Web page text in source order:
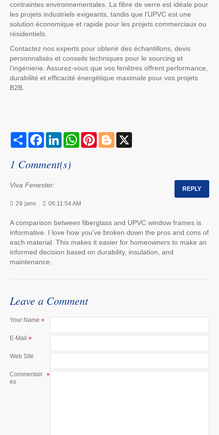
contraintes environnementales. La fibre de verre est idéale pour
les projets industriels exigeants, tandis que l’UPVC est une
solution économique et rapide pour les projets commerciaux ou
résidentiels.
Contactez nos experts pour obtenir des échantillons, devis
personnalisés et conseils techniques pour le sourcing et
l’ingénierie. Assurez-vous que vos fenêtres offrent performance,
durabilité et efficacité énergétique maximale pour vos projets
B2B.
S
e
F
b
o
L
k
e
W
P
B
1 Comment(s)
Viva Fenester:
29 janv. 06:11:54 AM
REPLY
A comparison between fiberglass and UPVC window frames is
informative. I love how you’ve broken down the pros and cons of
each material. This makes it easier for homeowners to make an
informed decision based on durability, insulation, and
maintenance.
Leave a Comment
Your Name
E-Mail
Web Site
Commentair
es